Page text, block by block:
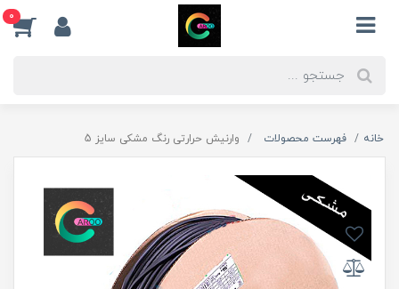
0
خانه فهرست محصولات وارنیش حرارتی رنگ مشکی سایز 5